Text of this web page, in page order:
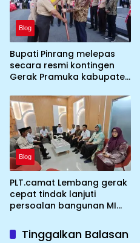
Blog
Bupati Pinrang melepas
secara resmi kontingen
Gerak Pramuka kabupaten
Nasional ke XII kebumi
perkemahan Cibubur
Blog
PLT.camat Lembang gerak
cepat tindak lanjuti
persoalan bangunan MI
Tinggalkan Balasan